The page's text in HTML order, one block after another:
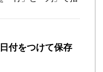
付をつけて保存